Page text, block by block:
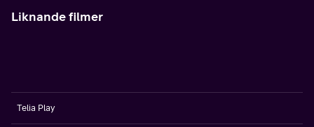
Liknande filmer
Telia Play